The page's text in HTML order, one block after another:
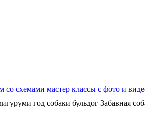
со схемами мастер классы с фото и
год собаки бульдог Забавная